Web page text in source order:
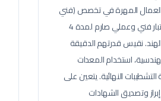
المهرة في تخصص (فني
تركيب ألواح شمسية) لاختبار فني وعملي صارم لمدة 4
نقيس قدرتهم الدقيقة
استخدام المعدات
النهائية.يتعين على
وتصديق الشهادات